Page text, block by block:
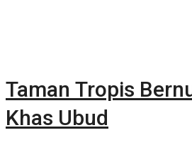
Taman Tropis
Khas Ubud